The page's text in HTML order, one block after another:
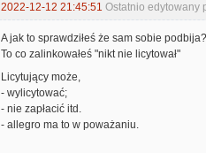
2022-12-12 21:45:51 Ostatnio edytowany
A jak to sprawdziłeś że sam sobie podbija?
To co zalinkowałeś "nikt nie licytował"
Licytujący może,
- wylicytować;
- nie zapłacić itd.
- allegro ma to w poważaniu.